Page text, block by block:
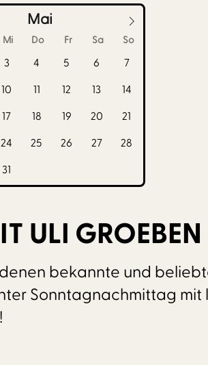
Mai
Mi Do Fr Sa So
3 4 5 6
7
10 11 12 13
14
17 18 19 20
21
24 25 26 27
28
31
ULI GROEBEN
bekannte und
Sonntagnachmittag mit